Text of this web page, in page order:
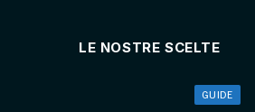
LE NOSTRE SCELTE
GUIDE